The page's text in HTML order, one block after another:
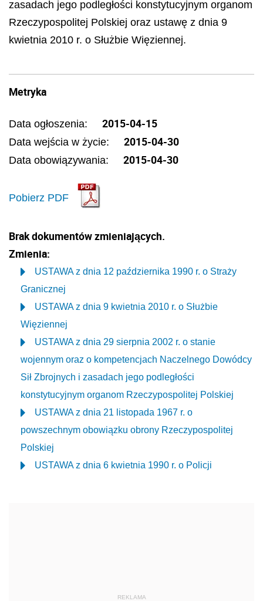
zasadach jego podległości konstytucyjnym organom
Rzeczypospolitej Polskiej oraz ustawę z dnia 9
kwietnia 2010 r. o Służbie Więziennej.
Metryka
Data ogłoszenia: 2015-04-15
Data wejścia w życie: 2015-04-30
Data obowiązywania: 2015-04-30
Pobierz PDF
Brak dokumentów zmieniających.
Zmienia:
USTAWA z dnia 12 października 1990 r. o Straży
Granicznej
USTAWA z dnia 9 kwietnia 2010 r. o Służbie
Więziennej
USTAWA z dnia 29 sierpnia 2002 r. o stanie
wojennym oraz o kompetencjach Naczelnego Dowódcy
Sił Zbrojnych i zasadach jego podległości
konstytucyjnym organom Rzeczypospolitej Polskiej
USTAWA z dnia 21 listopada 1967 r. o
powszechnym obowiązku obrony Rzeczypospolitej
Polskiej
USTAWA z dnia 6 kwietnia 1990 r. o Policji